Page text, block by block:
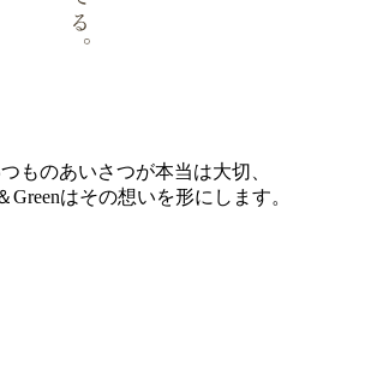
ものあいさつが本当は大切、
Greenはその想いを形にします。